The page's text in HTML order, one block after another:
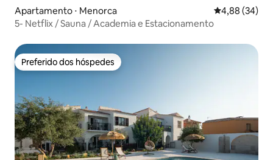
Apartamento ⋅ Menorca 4,88 de uma
4,88 (34)
5- Netflix / Sauna / Academia e Estacionamento
Preferido dos hóspedes
Preferido dos hóspedes